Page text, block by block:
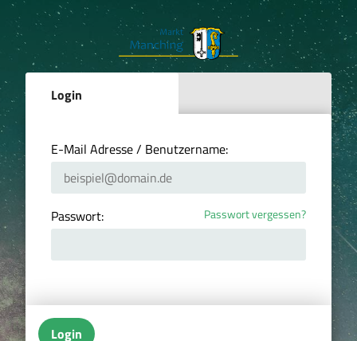
Login
E-Mail Adresse / Benutzername:
Passwort: Passwort vergessen?
Login